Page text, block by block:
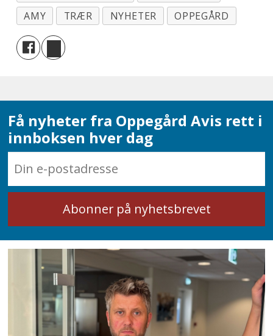
AMY
TRÆR NYHETER OPPEGÅRD
Få nyheter fra Oppegård Avis rett i
innboksen hver dag